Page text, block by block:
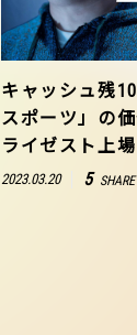
キャッシュ残
スポーツ」の
ライゼスト上
2023.03.20 5 SHARE